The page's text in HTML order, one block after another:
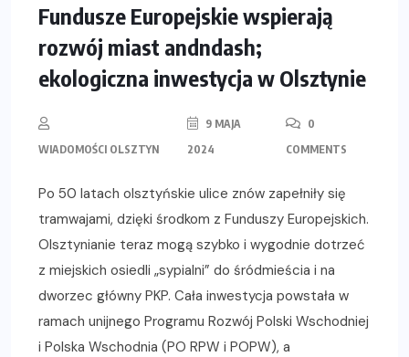
Fundusze Europejskie wspierają
rozwój miast andndash;
ekologiczna inwestycja w Olsztynie
WIADOMOŚCI OLSZTYN
9 MAJA
2024
0
COMMENTS
Po 50 latach olsztyńskie ulice znów zapełniły się
tramwajami, dzięki środkom z Funduszy Europejskich.
Olsztynianie teraz mogą szybko i wygodnie dotrzeć
z miejskich osiedli „sypialni” do śródmieścia i na
dworzec główny PKP. Cała inwestycja powstała w
ramach unijnego Programu Rozwój Polski Wschodniej
i Polska Wschodnia (PO RPW i POPW), a